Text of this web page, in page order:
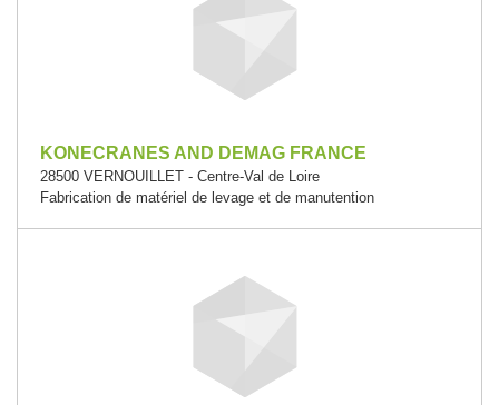
KONECRANES AND DEMAG FRANCE
28500 VERNOUILLET - Centre-Val de Loire
Fabrication de matériel de levage et de manutention